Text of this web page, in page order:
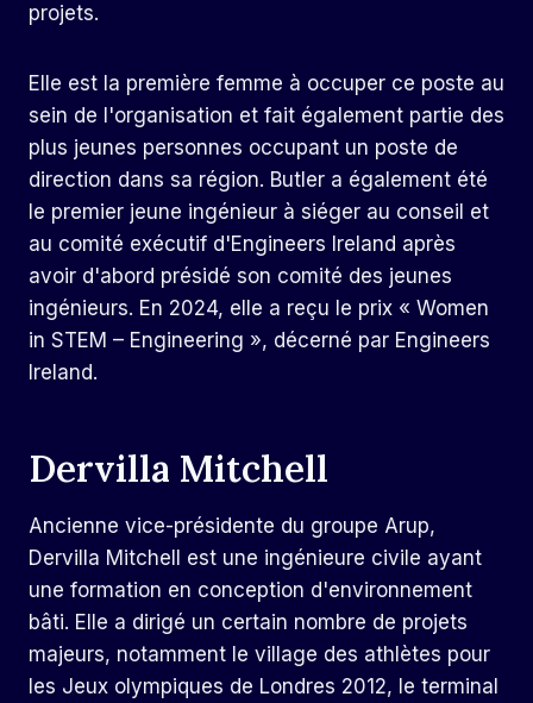
projets.
Elle est la première femme à occuper ce poste au
sein de l'organisation et fait également partie des
plus jeunes personnes occupant un poste de
direction dans sa région. Butler a également été
le premier jeune ingénieur à siéger au conseil et
au comité exécutif d'Engineers Ireland après
avoir d'abord présidé son comité des jeunes
ingénieurs. En 2024, elle a reçu le prix « Women
in STEM – Engineering », décerné par Engineers
Ireland.
Dervilla Mitchell
Ancienne vice-présidente du groupe Arup,
Dervilla Mitchell est une ingénieure civile ayant
une formation en conception d'environnement
bâti. Elle a dirigé un certain nombre de projets
majeurs, notamment le village des athlètes pour
les Jeux olympiques de Londres 2012, le terminal